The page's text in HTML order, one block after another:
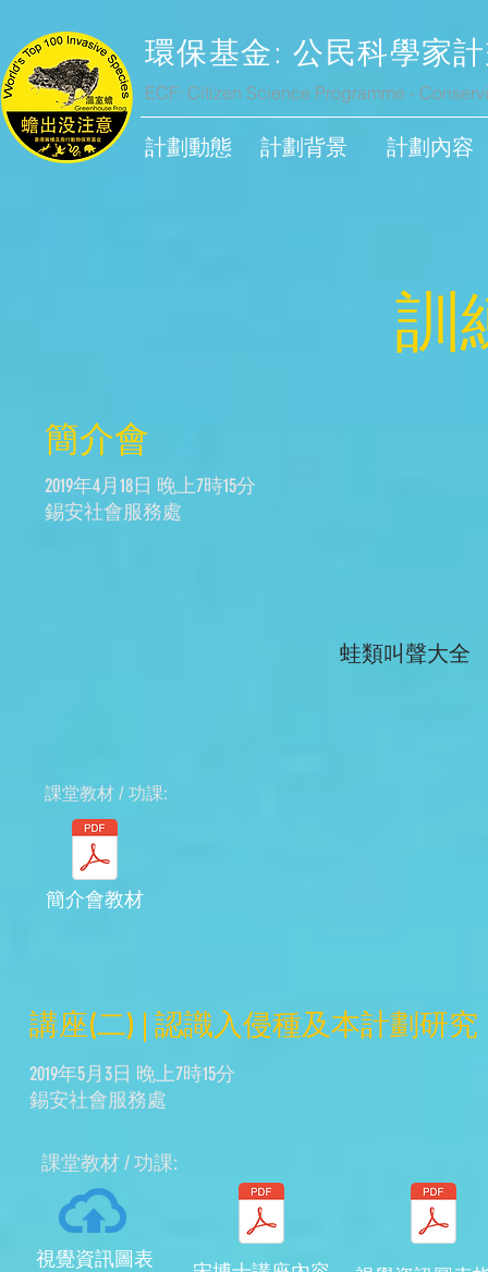
環保基金: 公民科學家
ECF: Citizen Science Programme -
計劃動態 計劃背景 計劃內容
訓
蛙類叫聲大全
​簡介會
2019年4月18日 晚上7時15分
錫安社會服務處
​課堂教材 / 功課:
簡介會教材
講座(二) | 認識入侵種及本計劃研究
2019年5月3日 晚上7時15分
錫安社會服務處
​課堂教材 / 功課:
視覺資訊圖表